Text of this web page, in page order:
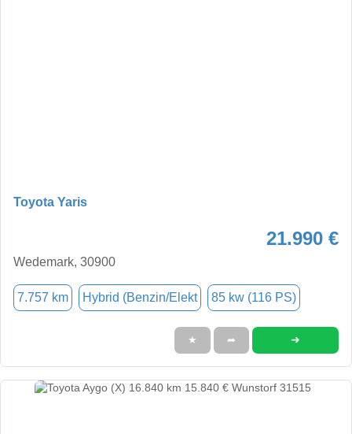
Toyota Yaris
21.990 €
Wedemark, 30900
7.757 km Hybrid (Benzin/Elekt 85 kw (116 PS)
★ ➦ ➜